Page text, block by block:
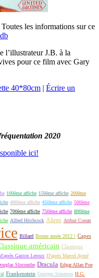
les informations sur ce
l’illustrateur J.B. à la
pour ce film avec Gary
40*80cm | Écrire un
2020
ici!
100ème affiche 150ème affiche 200ème
400ème affiche 450ème affiche 500ème
700ème affiche 750ème affiche 800ème
Alfred Hitchcock Aliens Arthur Conan
Billard Bonne année 2012 ! Capes
américain Classique
d'après Gaston Leroux D'après Marcel Aymé
Slocombe Dracula Edgar Allan Poe
Frankenstein Georges Simenon H.G.